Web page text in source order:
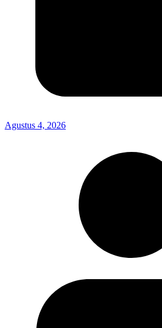
Agustus 4, 2026